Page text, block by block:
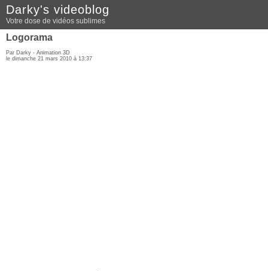
Darky's videoblog
Votre dose de vidéos sublimes
Logorama
Par Darky - Animation 3D
le dimanche 21 mars 2010 à 13:37